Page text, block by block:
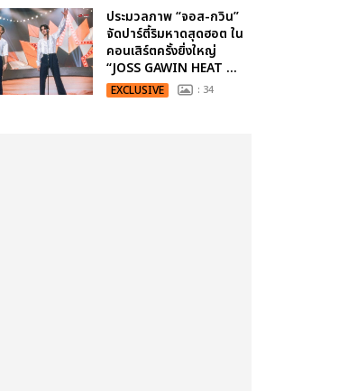
ประมวลภาพ “จอส-กวิน”
จัดปาร์ตี้ริมหาดสุดฮอต ใน
คอนเสิร์ตครั้งยิ่งใหญ่
“JOSS GAWIN HEAT ...
EXCLUSIVE : 34